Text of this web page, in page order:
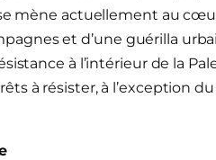
mène actuellement au
et d’une guérilla
à l’intérieur de la
à résister, à l’exception